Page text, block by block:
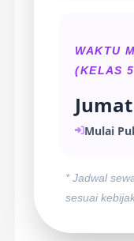
WAKTU
(KELAS
Mulai
* Jadwal
sesuai